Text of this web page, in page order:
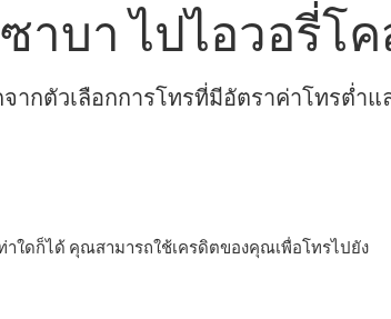
าบา ไปไอวอรี่โ
กตัวเลือกการโทรที่มีอัตราค่าโทรต่ำ
าใดก็ได้ คุณสามารถใช้เครดิตของคุณเพื่อโทรไปยัง